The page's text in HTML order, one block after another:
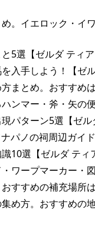
。イエロック・イ
5選【ゼルダ ティ
入手しよう！【ゼ
まとめ。おすすめ
ンマー・斧・矢の
パターン5選【ゼ
パノの祠周辺ガイ
10選【ゼルダ ティ
ワープマーカー・
すすめの補充場所
め方。おすすめの